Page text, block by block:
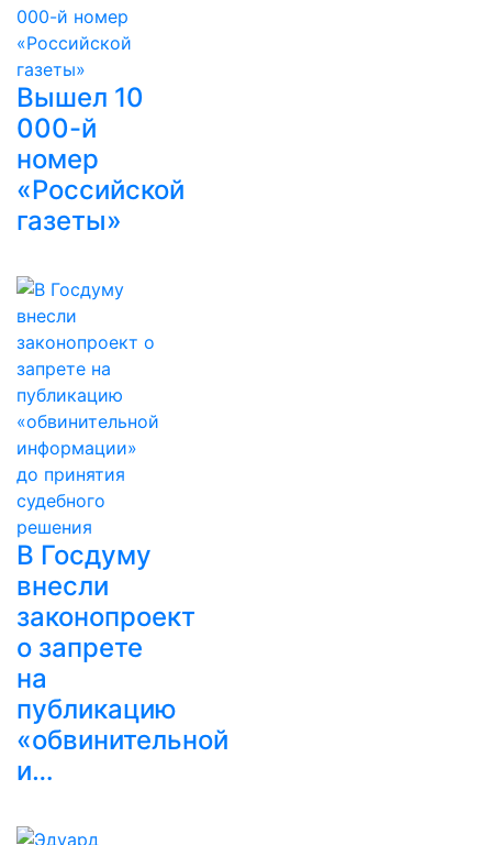
Вышел 10
000-й
номер
«Российской
газеты»
В Госдуму
внесли
законопроект
о запрете
на
публикацию
«обвинительной
и…